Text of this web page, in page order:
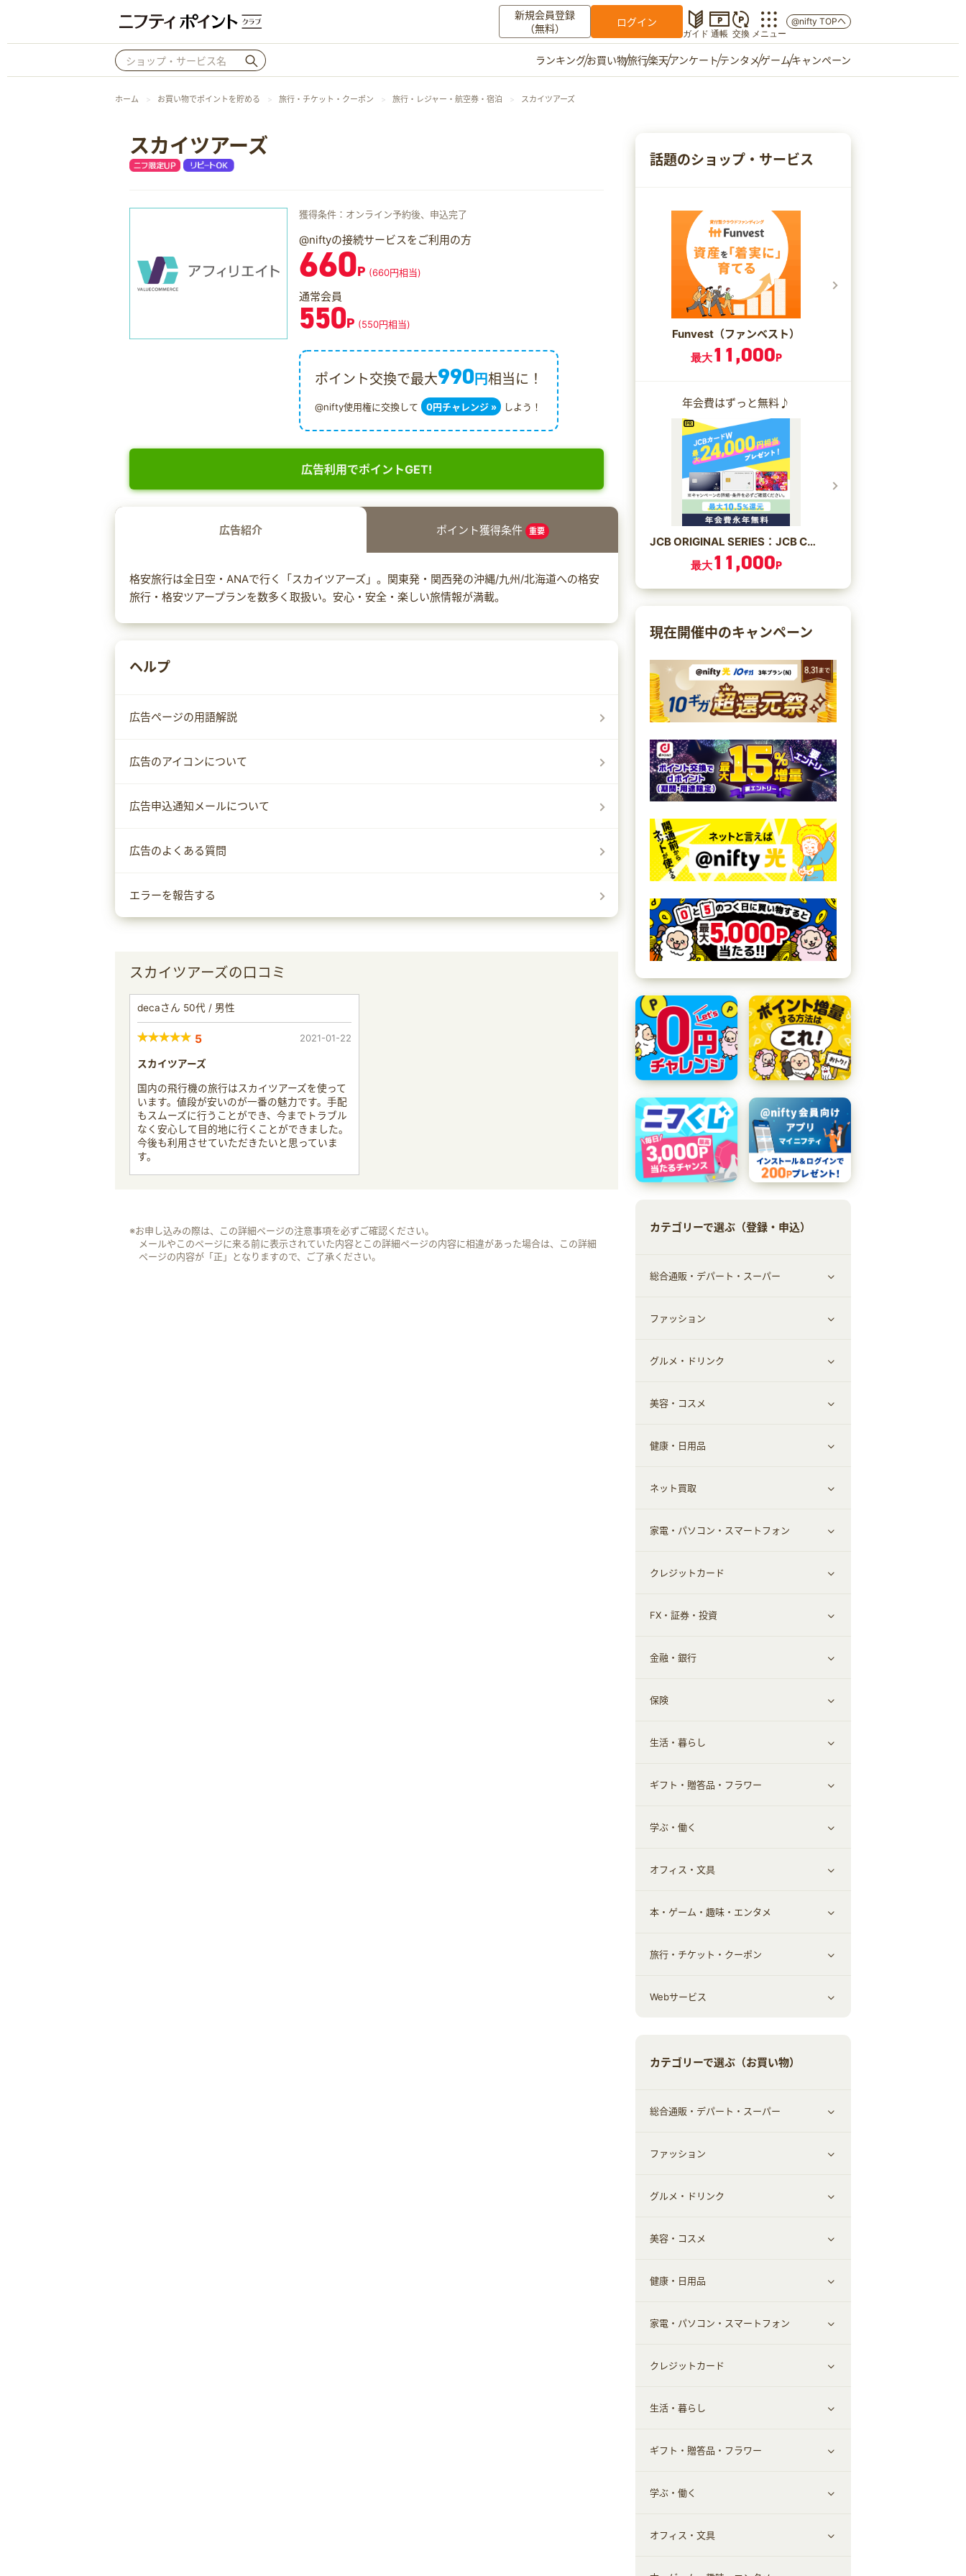
新規会員登録
（無料）
ログイン
ガイド 通帳 交換 メニュー
キャンペーン
@nifty TOPへ
ランキングお買い物旅行楽天アンケートテンタメゲームキャンペーン
ホーム お買い物でポイントを貯める 旅行・チケット・クーポン 旅行・レジャー・航空券・宿泊 スカイツアーズ
スカイツアーズ
獲得条件：オンライン予約後、申込完了
@niftyの接続サービスをご利用の方
660P (660円相当)
通常会員
550P (550円相当)
ポイント交換で最大990円相当に！
@nifty使用権に交換して 0円チャレンジ » しよう！
広告利用でポイントGET!
広告紹介 ポイント獲得条件 重要
格安旅行は全日空・ANAで行く「スカイツアーズ」。関東発・関西発の沖縄/九州/北海道への格安
旅行・格安ツアープランを数多く取扱い。安心・安全・楽しい旅情報が満載。
ヘルプ
広告ページの用語解説
広告のアイコンについて
広告申込通知メールについて
広告のよくある質問
エラーを報告する
スカイツアーズの口コミ
decaさん 50代 / 男性
5 2021-01-22
スカイツアーズ
国内の飛行機の旅行はスカイツアーズを使って
います。値段が安いのが一番の魅力です。手配
もスムーズに行うことができ、今までトラブル
なく安心して目的地に行くことができました。
今後も利用させていただきたいと思っていま
す。
※お申し込みの際は、この詳細ページの注意事項を必ずご確認ください。
メールやこのページに来る前に表示されていた内容とこの詳細ページの内容に相違があった場合は、この詳細
ページの内容が「正」となりますので、ご了承ください。
話題のショップ・サービス
Funvest（ファンベスト）
最大11,000P
年会費はずっと無料♪
JCB ORIGINAL SERIES：JCB CARD W/JCB CARD W plus L
最大11,000P
現在開催中のキャンペーン
カテゴリーで選ぶ（登録・申込）
総合通販・デパート・スーパー
すべて見る
総合通販
ファッション
すべて見る
ファッション
インナー・下着
スーツ・フォーマル
グルメ・ドリンク
すべて見る
グルメ
お酒
食材宅配
ウォーターサーバー
美容・コスメ
すべて見る
ヘアケア
エステ・サロン
メンズ美容
健康・日用品
すべて見る
スポーツ・フィットネス
日用品・薬局・からだ
ネット買取
すべて見る
ネット買取
家電・パソコン・スマートフォン
すべて見る
家電・パソコン・ソフトウェア
通信・レンタルサーバー
スマホ・携帯電話・SIM
定額制有料コンテンツ
クレジットカード
すべて見る
クレジットカード
FX・証券・投資
すべて見る
証券
仮想通貨
その他投資
金融・銀行
銀行・ネット銀行
キャッシング・ローン
その他金融
保険
すべて見る
保険相談・面談
生活・暮らし
すべて見る
住まい・暮らし
不動産
引越し
エコ・エネルギー
車情報・カーシェア・レンタル
ギフト・贈答品・フラワー
すべて見る
ギフト・贈答品
学ぶ・働く
すべて見る
習い事・学習・学校
仕事・転職
オフィス・文具
すべて見る
オフィス・文具
本・ゲーム・趣味・エンタメ
すべて見る
ゲーム・趣味
旅行・チケット・クーポン
すべて見る
Webサービス
カテゴリーで選ぶ（お買い物）
総合通販・デパート・スーパー
すべて見る
総合通販
デパート・スーパー
ファッション
すべて見る
ファッション
インナー・下着
靴・フットウェア
小物・かばん
スーツ・フォーマル
グルメ・ドリンク
すべて見る
グルメ
ドリンク
お酒
食材宅配
美容・コスメ
すべて見る
スキンケア
メイクアップ
ヘアケア
メンズ美容
美容・ダイエット用品
脱毛用品
健康・日用品
すべて見る
健康食品｜青汁・飲料
健康食品｜乳酸菌・ケフィア
健康食品｜その他
スポーツ・フィットネス
日用品・薬局・からだ
家電・パソコン・スマートフォン
すべて見る
家電・パソコン・ソフトウェア
スマホ・携帯電話・SIM
クレジットカード
すべて見る
クレジットカード
生活・暮らし
すべて見る
車情報・カーシェア・レンタル
お役立ち
ギフト・贈答品・フラワー
すべて見る
ギフト・贈答品
学ぶ・働く
すべて見る
オフィス・文具